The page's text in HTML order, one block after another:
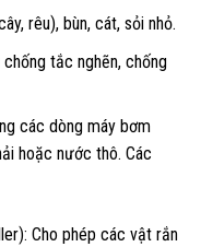
rêu), bùn, cát, sỏi nhỏ.
tắc nghẽn, chống
các dòng máy bơm
hoặc nước thô. Các
Cho phép các vật rắn